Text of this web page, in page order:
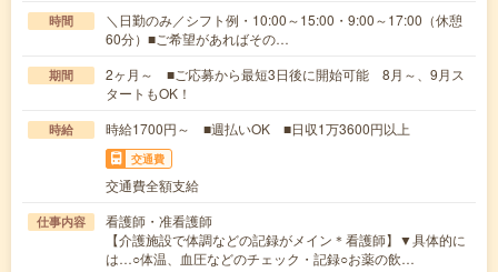
時間
＼日勤のみ／シフト例・10:00～15:00・9:00～17:00（休憩
60分）■ご希望があればその…
期間
2ヶ月～ ■ご応募から最短3日後に開始可能 8月～、9月ス
タートもOK！
時給 時給1700円～ ■週払いOK ■日収1万3600円以上
交通費
交通費全額支給
仕事内容
看護師・准看護師
【介護施設で体調などの記録がメイン＊看護師】▼具体的に
は…○体温、血圧などのチェック・記録○お薬の飲…